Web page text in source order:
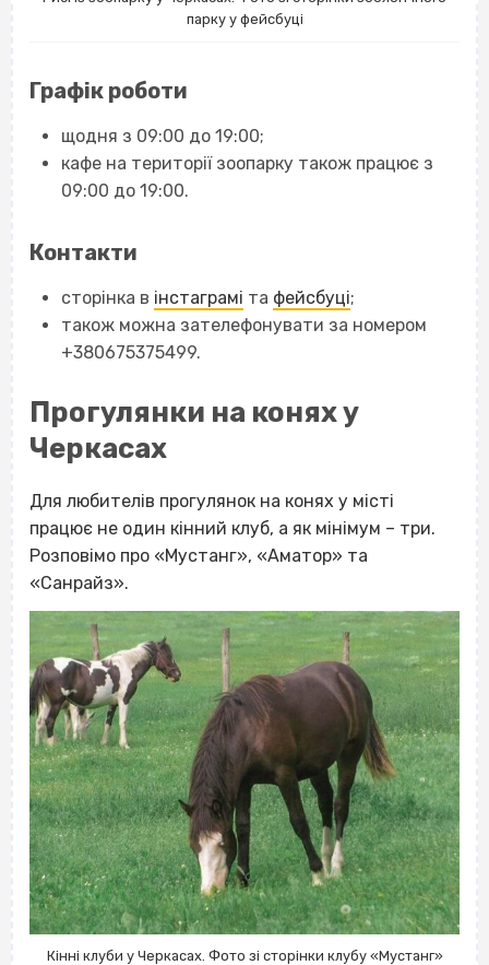
парку у фейсбуці
Графік роботи
щодня з 09:00 до 19:00;
кафе на території зоопарку також працює з
09:00 до 19:00.
Контакти
сторінка в інстаграмі та фейсбуці;
також можна зателефонувати за номером
+380675375499.
Прогулянки на конях у
Черкасах
Для любителів прогулянок на конях у місті
працює не один кінний клуб, а як мінімум – три.
Розповімо про «Мустанг», «Аматор» та
«Санрайз».
Кінні клуби у Черкасах. Фото зі сторінки клубу «Мустанг»